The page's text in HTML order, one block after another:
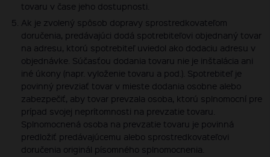
tovaru v čase jeho dostupnosti.
Ak je zvolený spôsob dopravy sprostredkovateľom
doručenia, predávajúci dodá spotrebiteľovi objednaný tovar
na adresu, ktorú spotrebiteľ uviedol ako dodaciu adresu v
objednávke. Súčasťou dodania tovaru nie je inštalácia ani
iné úkony (napr. vyloženie tovaru a pod.). Spotrebiteľ je
povinný prevziať tovar v mieste dodania osobne alebo
zabezpečiť, aby tovar prevzala osoba, ktorú splnomocní pre
prípad svojej neprítomnosti na prevzatie tovaru.
Splnomocnená osoba na prevzatie tovaru je povinná
predložiť predávajúcemu alebo sprostredkovateľovi
doručenia originál písomného splnomocnenia.